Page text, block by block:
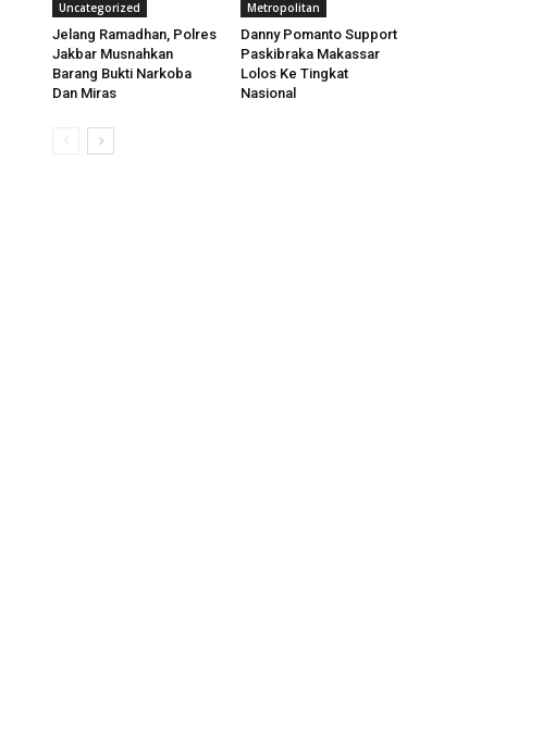
Uncategorized
Jelang Ramadhan, Polres
Jakbar Musnahkan
Barang Bukti Narkoba
Dan Miras
Metropolitan
Danny Pomanto Support
Paskibraka Makassar
Lolos Ke Tingkat
Nasional